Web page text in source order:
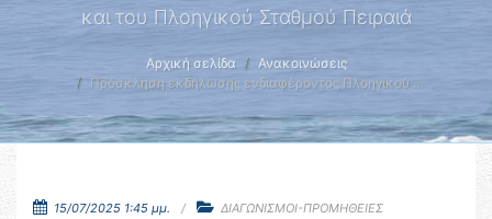
και του Πλοηγικού Σταθμού Πειραιά
Αρχική σελίδα
Ανακοινώσεις
Πρόσκληση εκδήλωσης ενδιαφέροντος Πλοηγικού …
15/07/2025 1:45 μμ. ΔΙΑΓΩΝΙΣΜΟΙ-ΠΡΟΜΗΘΕΙΕΣ